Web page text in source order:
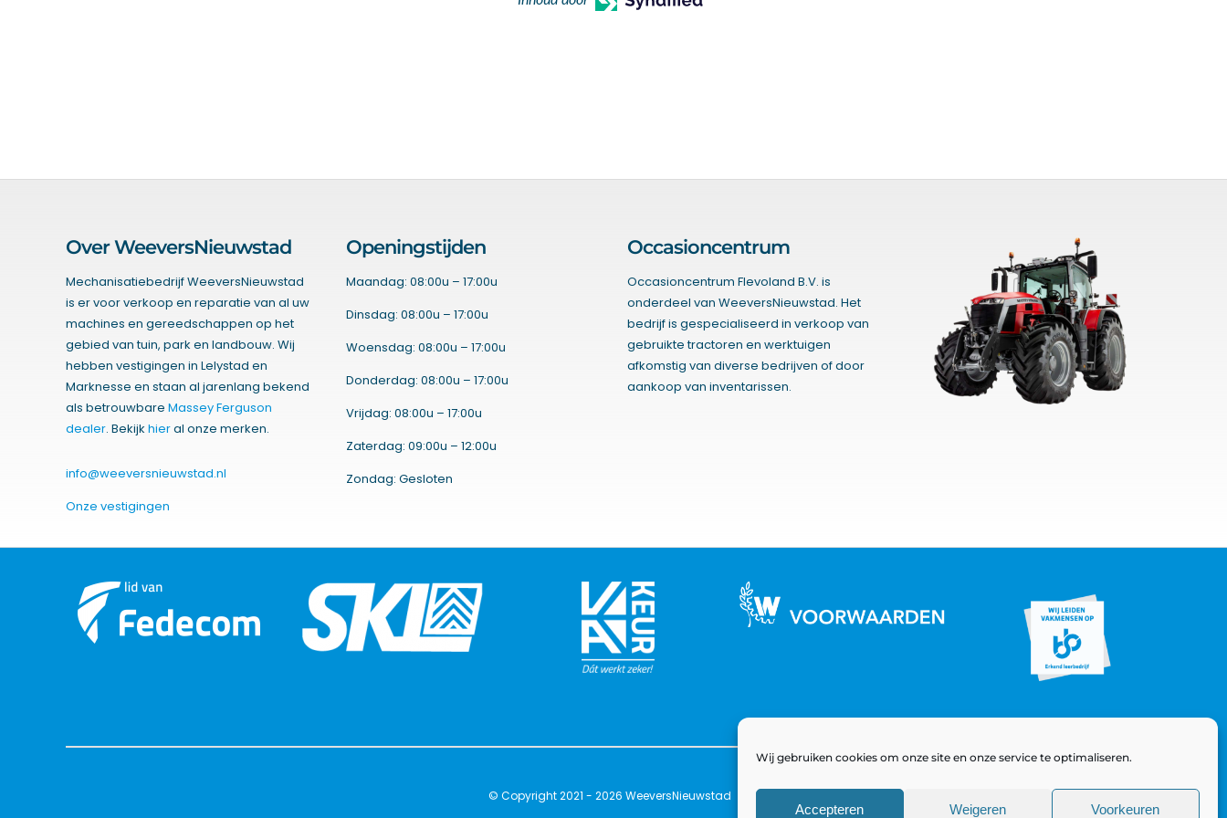
Wij gebruiken cookies om onze site en onze service te optimaliseren.
Accepteren Weigeren Voorkeuren
Over WeeversNieuwstad
Mechanisatiebedrijf WeeversNieuwstad
is er voor verkoop en reparatie van al uw
machines en gereedschappen op het
gebied van tuin, park en landbouw. Wij
hebben vestigingen in Lelystad en
Marknesse en staan al jarenlang bekend
als betrouwbare Massey Ferguson
dealer. Bekijkhieral onze merken.
info@weeversnieuwstad.nl
Onze vestigingen
Openingstijden
Maandag: 08:00u – 17:00u
Dinsdag: 08:00u – 17:00u
Woensdag: 08:00u – 17:00u
Donderdag: 08:00u – 17:00u
Vrijdag: 08:00u – 17:00u
Zaterdag: 09:00u – 12:00u
Zondag: Gesloten
Occasioncentrum
Occasioncentrum Flevoland B.V. is
onderdeel van WeeversNieuwstad. Het
bedrijf is gespecialiseerd in verkoop van
gebruikte tractoren en werktuigen
afkomstig van diverse bedrijven of door
aankoop van inventarissen.
© Copyright 2021 - 2026 WeeversNieuwstad